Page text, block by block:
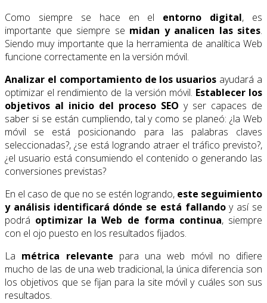
Como siempre se hace en el entorno digital, es
importante que siempre se midan y analicen las sites.
Siendo muy importante que la herramienta de analítica Web
funcione correctamente en la versión móvil.
Analizar el comportamiento de los usuarios ayudará a
optimizar el rendimiento de la versión móvil. Establecer los
objetivos al inicio del proceso SEO y ser capaces de
saber si se están cumpliendo, tal y como se planeó: ¿la Web
móvil se está posicionando para las palabras claves
seleccionadas?, ¿se está logrando atraer el tráfico previsto?,
¿el usuario está consumiendo el contenido o generando las
conversiones previstas?
En el caso de que no se estén logrando, este seguimiento
y análisis identificará dónde se está fallandoy así se
podrá optimizar la Web de forma continua, siempre
con el ojo puesto en los resultados fijados.
La métrica relevante para una web móvil no difiere
mucho de las de una web tradicional, la única diferencia son
los objetivos que se fijan para la site móvil y cuáles son sus
resultados.